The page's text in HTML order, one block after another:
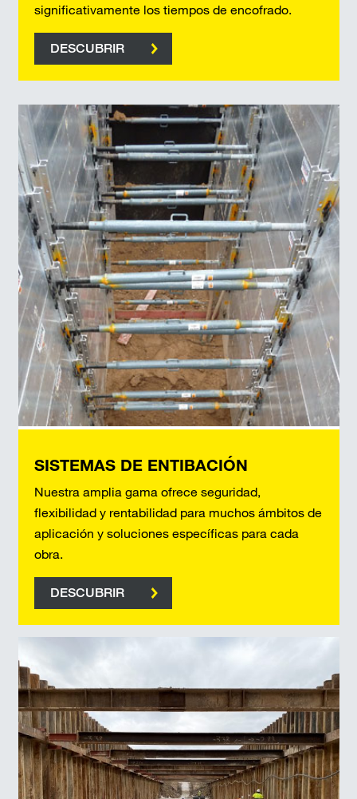
significativamente los tiempos de encofrado.
DESCUBRIR
SISTEMAS DE ENTIBACIÓN
Nuestra amplia gama ofrece seguridad,
flexibilidad y rentabilidad para muchos ámbitos de
aplicación y soluciones específicas para cada
obra.
DESCUBRIR